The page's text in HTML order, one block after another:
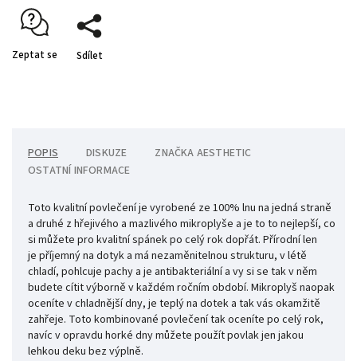
Zeptat se Sdílet
POPIS DISKUZE ZNAČKA AESTHETIC
OSTATNÍ INFORMACE
Toto kvalitní povlečení je vyrobené ze 100% lnu na jedná straně
a druhé z hřejivého a mazlivého mikroplyše a je to to nejlepší, co
si můžete pro kvalitní spánek po celý rok dopřát. Přírodní len
je příjemný na dotyk a má nezaměnitelnou strukturu, v létě
chladí, pohlcuje pachy a je antibakteriální a vy si se tak v něm
budete cítit výborně v každém ročním období. Mikroplyš naopak
oceníte v chladnější dny, je teplý na dotek a tak vás okamžitě
zahřeje. Toto kombinované povlečení tak oceníte po celý rok,
navíc v opravdu horké dny můžete použít povlak jen jakou
lehkou deku bez výplně.